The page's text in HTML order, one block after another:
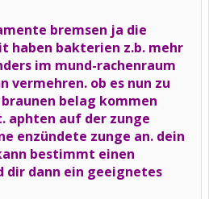
bremsen ja die
haben bakterien z.b. mehr
im mund-rachenraum
vermehren. ob es nun zu
belag kommen
aphten auf der zunge
enzündete zunge an. dein
bestimmt einen
dir dann ein geeignetes